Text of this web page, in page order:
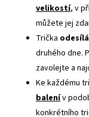
velikostí, v
můžete jej
Trička
druhého dne.
zavolejte a
Ke každému
balenív
konkrétního